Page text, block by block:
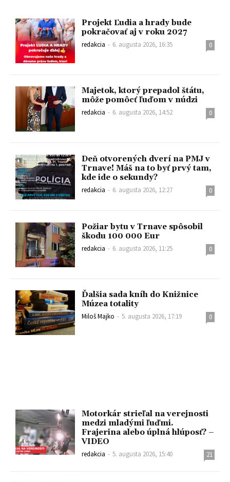
Projekt Ľudia a hrady bude
pokračovať aj v roku 2027
redakcia - 6. augusta 2026, 16:35 0
Majetok, ktorý prepadol štátu,
môže pomôcť ľuďom v núdzi
redakcia - 6. augusta 2026, 14:52 0
Deň otvorených dverí na PMJ v
Trnave! Máš na to byť prvý tam,
kde ide o sekundy?
redakcia - 6. augusta 2026, 12:27 0
Požiar bytu v Trnave spôsobil
škodu 100 000 Eur
redakcia - 6. augusta 2026, 11:25 0
Ďalšia sada kníh do Knižnice
Múzea totality
Miloš Majko - 5. augusta 2026, 17:19 0
Motorkár strieľal na verejnosti
medzi mladými ľuďmi.
Frajerina alebo úplná hlúposť? –
VIDEO
redakcia - 5. augusta 2026, 15:40 21